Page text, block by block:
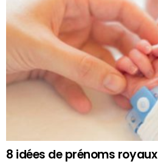
8 idées de prénoms royaux